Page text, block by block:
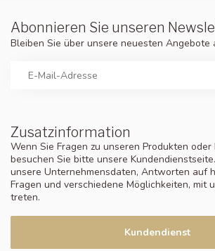
Zusatzinformation
Wenn Sie Fragen zu unseren Produkten oder
besuchen Sie bitte unsere
unsere Unternehmensdaten, Antworten auf
Fragen und verschiedene Möglichkeiten, mit
treten.
Kundendienst
Abonnieren Sie unseren
Bleiben Sie über unsere neuesten Angebote